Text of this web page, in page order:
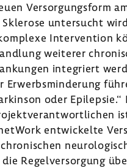
Versor­gungs­form
unter­sucht
Inter­ven­tion
weiterer
inte­griert
Erwerbs­min­de­rung
oder Epilepsie.“
entwi­ckelte
Regel­ver­sor­gung